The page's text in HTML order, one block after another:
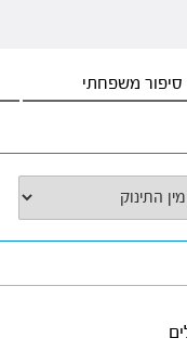
סיפור משפחתי